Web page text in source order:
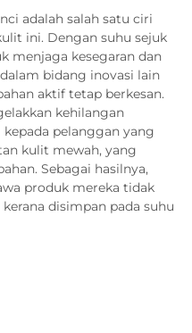
adalah salah satu ciri
ini. Dengan suhu sejuk
menjaga kesegaran dan
bidang inovasi lain
aktif tetap berkesan.
kehilangan
pelanggan yang
kulit mewah, yang
Sebagai hasilnya,
produk mereka tidak
disimpan pada suhu